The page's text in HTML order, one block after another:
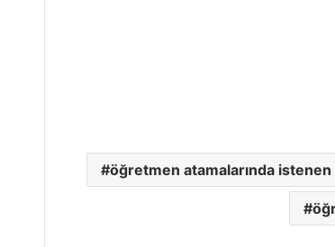
öğretmen atamalarında